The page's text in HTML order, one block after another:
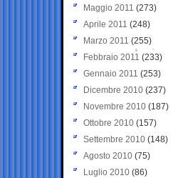
Maggio 2011 (273)
Aprile 2011 (248)
Marzo 2011 (255)
Febbraio 2011 (233)
Gennaio 2011 (253)
Dicembre 2010 (237)
Novembre 2010 (187)
Ottobre 2010 (157)
Settembre 2010 (148)
Agosto 2010 (75)
Luglio 2010 (86)